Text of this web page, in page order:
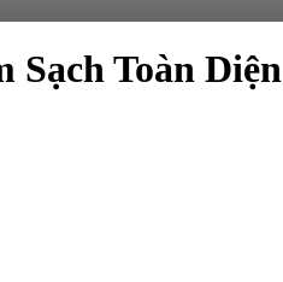
Toàn Diện